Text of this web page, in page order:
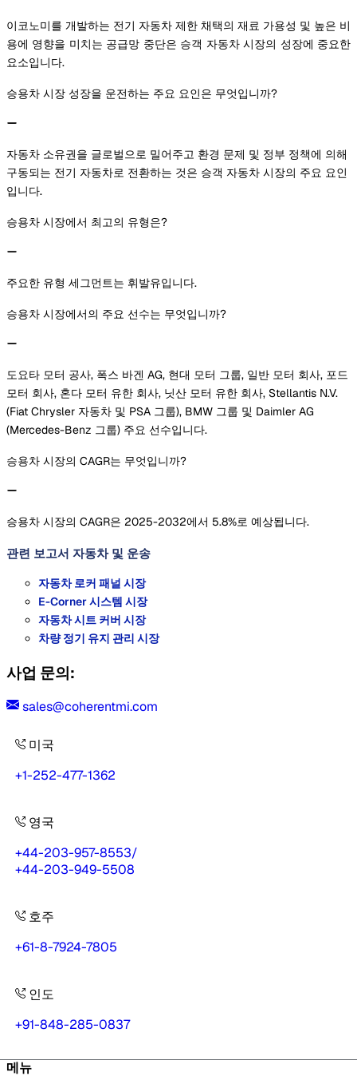
이코노미를 개발하는 전기 자동차 제한 채택의 재료 가용성 및 높은 비
용에 영향을 미치는 공급망 중단은 승객 자동차 시장의 성장에 중요한
요소입니다.
승용차 시장 성장을 운전하는 주요 요인은 무엇입니까?
자동차 소유권을 글로벌으로 밀어주고 환경 문제 및 정부 정책에 의해
구동되는 전기 자동차로 전환하는 것은 승객 자동차 시장의 주요 요인
입니다.
승용차 시장에서 최고의 유형은?
주요한 유형 세그먼트는 휘발유입니다.
승용차 시장에서의 주요 선수는 무엇입니까?
도요타 모터 공사, 폭스 바겐 AG, 현대 모터 그룹, 일반 모터 회사, 포드
모터 회사, 혼다 모터 유한 회사, 닛산 모터 유한 회사, Stellantis N.V.
(Fiat Chrysler 자동차 및 PSA 그룹), BMW 그룹 및 Daimler AG
(Mercedes-Benz 그룹) 주요 선수입니다.
승용차 시장의 CAGR는 무엇입니까?
승용차 시장의 CAGR은 2025-2032에서 5.8%로 예상됩니다.
관련 보고서 자동차 및 운송
자동차 로커 패널 시장
E-Corner 시스템 시장
자동차 시트 커버 시장
차량 정기 유지 관리 시장
사업 문의:
sales@coherentmi.com
미국
+1-252-477-1362
영국
+44-203-957-8553/
+44-203-949-5508
호주
+61-8-7924-7805
인도
+91-848-285-0837
메뉴